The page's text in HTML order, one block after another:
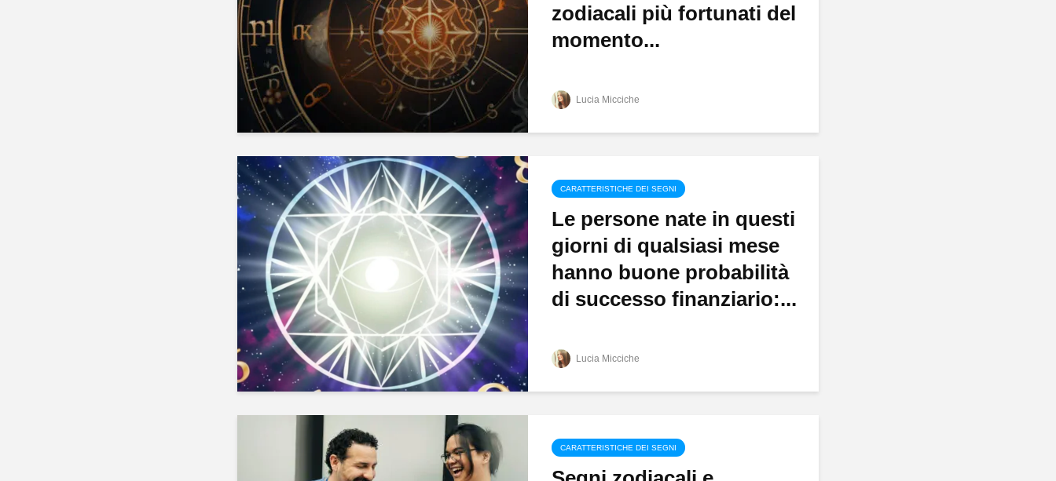
zodiacali più fortunati del
momento...
Lucia Micciche
CARATTERISTICHE DEI SEGNI
Le persone nate in questi
giorni di qualsiasi mese
hanno buone probabilità
di successo finanziario:...
Lucia Micciche
CARATTERISTICHE DEI SEGNI